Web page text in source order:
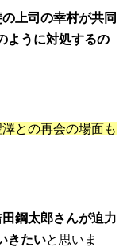
の上司の幸村が共同
ように対処するの
との再会の場面も
田鋼太郎さんが迫力
きたいと思いま